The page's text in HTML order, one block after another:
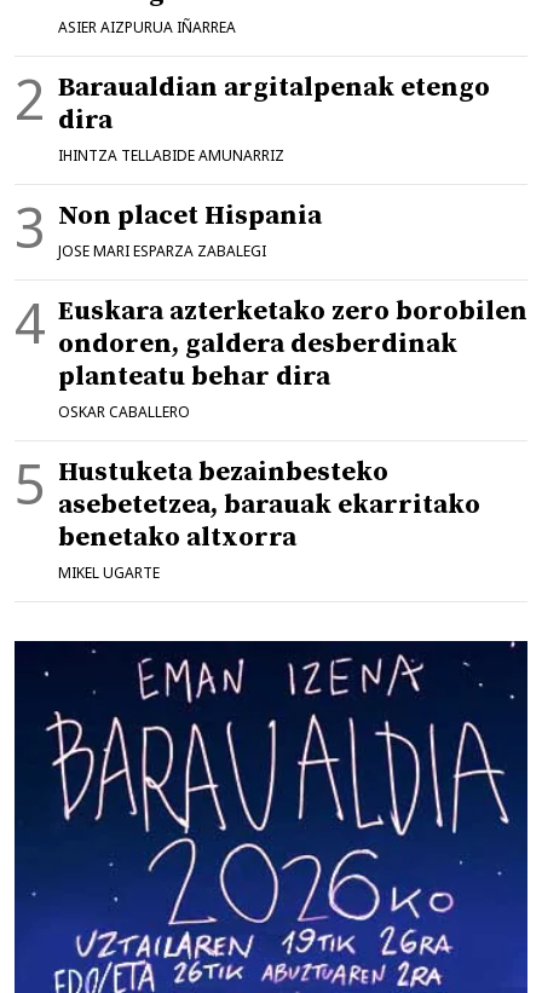
ASIER AIZPURUA IÑARREA
Baraualdian argitalpenak etengo
dira
IHINTZA TELLABIDE AMUNARRIZ
Non placet Hispania
JOSE MARI ESPARZA ZABALEGI
Euskara azterketako zero borobilen
ondoren, galdera desberdinak
planteatu behar dira
OSKAR CABALLERO
Hustuketa bezainbesteko
asebetetzea, barauak ekarritako
benetako altxorra
MIKEL UGARTE